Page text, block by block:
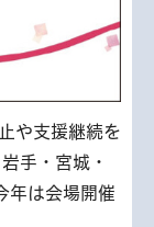
や支援継続を
手・宮城・
年は会場開催